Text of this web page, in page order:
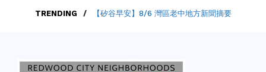
TRENDING / 【矽谷早安】8/6 灣區老中地方新聞摘要